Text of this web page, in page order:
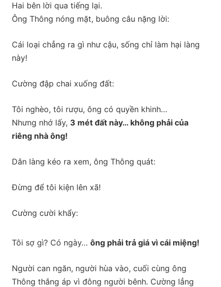
Hai bên lời qua tiếng lại.
Ông Thông nóng mặt, buông câu nặng lời:
Cái loại chẳng ra gì như cậu, sống chỉ làm hại làng
này!
Cường đập chai xuống đất:
Tôi nghèo, tôi rượu, ông có quyền khinh…
Nhưng nhớ lấy, 3 mét đất này… không phải của
riêng nhà ông!
Dân làng kéo ra xem, ông Thông quát:
Đừng để tôi kiện lên xã!
Cường cười khẩy:
Tôi sợ gì? Có ngày… ông phải trả giá vì cái miệng!
Người can ngăn, người hùa vào, cuối cùng ông
Thông thắng áp vì đông người bênh. Cường lẳng